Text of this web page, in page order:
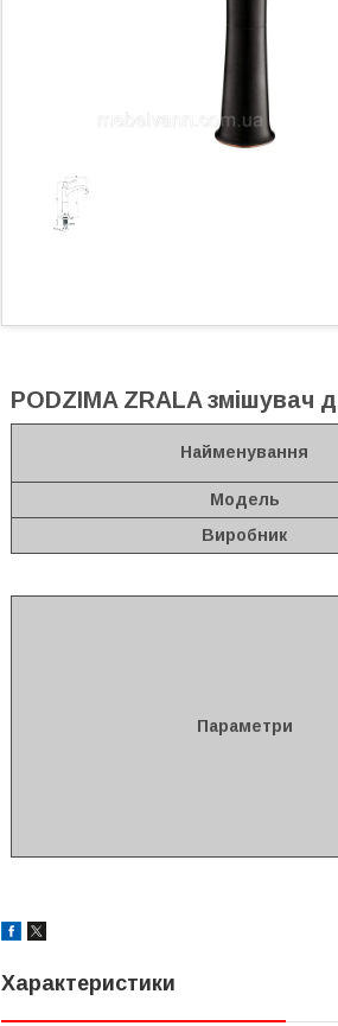
PODZIMA ZRALA змішувач
Найменування
Модель
Виробник
Параметри
Характеристики